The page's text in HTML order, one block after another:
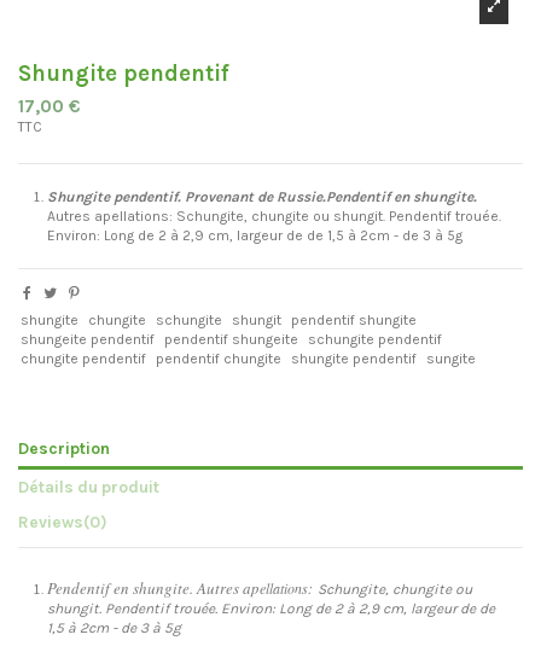
Shungite pendentif
17,00 €
TTC
Shungite pendentif. Provenant de Russie.Pendentif en shungite.
Autres apellations: Schungite, chungite ou shungit. Pendentif trouée.
Environ: Long de 2 à 2,9 cm, largeur de de 1,5 à 2cm - de 3 à 5g
shungite chungite schungite shungit
pendentif shungite
shungeite pendentif
pendentif shungeite
schungite pendentif
chungite pendentif
pendentif chungite shungite pendentif sungite
Description
Détails du produit
Reviews(0)
Pendentif en shungite. Autres apellations: Schungite, chungite ou
shungit. Pendentif trouée. Environ: Long de 2 à 2,9 cm, largeur de de
1,5 à 2cm - de 3 à 5g